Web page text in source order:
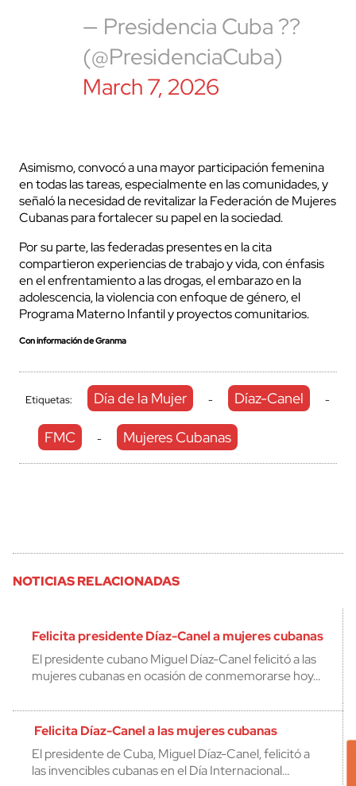
— Presidencia Cuba ??
(@PresidenciaCuba)
March 7, 2026
Asimismo, convocó a una mayor participación femenina
en todas las tareas, especialmente en las comunidades, y
señaló la necesidad de revitalizar la Federación de Mujeres
Cubanas para fortalecer su papel en la sociedad.
Por su parte, las federadas presentes en la cita
compartieron experiencias de trabajo y vida, con énfasis
en el enfrentamiento a las drogas, el embarazo en la
adolescencia, la violencia con enfoque de género, el
Programa Materno Infantil y proyectos comunitarios.
Con información de Granma
Etiquetas: Día de la Mujer - Díaz-Canel -
FMC - Mujeres Cubanas
NOTICIAS RELACIONADAS
Felicita presidente Díaz-Canel a mujeres cubanas
El presidente cubano Miguel Díaz-Canel felicitó a las
mujeres cubanas en ocasión de conmemorarse hoy…
Felicita Díaz-Canel a las mujeres cubanas
El presidente de Cuba, Miguel Díaz-Canel, felicitó a
las invencibles cubanas en el Día Internacional…